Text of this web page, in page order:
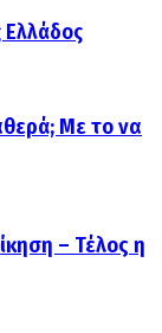
Ελλάδος
Με το να
– Τέλος η